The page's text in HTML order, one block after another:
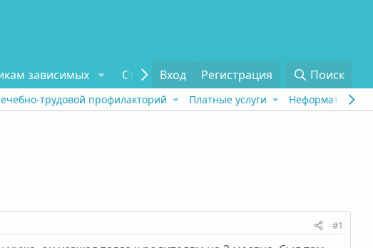
зависимых Статьи Отзывы О проекте
Вход Регистрация Поиск
трудовой профилакторий Платные услуги Неформат
#1